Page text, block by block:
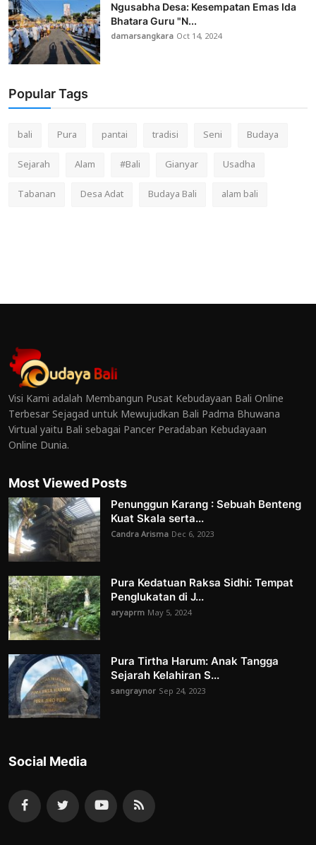
Ngusabha Desa: Kesempatan Emas Ida
Bhatara Guru "N...
damarsangkara Oct 14, 2024
Popular Tags
bali Pura pantai tradisi Seni
Budaya
Sejarah
Alam #Bali Gianyar
Usadha
Tabanan
Desa Adat Budaya Bali alam bali
Visi Kami adalah Membangun Pusat Kebudayaan Bali Online
Terbesar Sejagad untuk Mewujudkan Bali Padma Bhuwana
Virtual yaitu Bali sebagai Pancer Peradaban Kebudayaan
Online Dunia.
Most Viewed Posts
Penunggun Karang : Sebuah Benteng
Kuat Skala serta...
Candra Arisma Dec 6, 2023
Pura Kedatuan Raksa Sidhi: Tempat
Penglukatan di J...
aryaprm May 5, 2024
Pura Tirtha Harum: Anak Tangga
Sejarah Kelahiran S...
sangraynor Sep 24, 2023
Social Media